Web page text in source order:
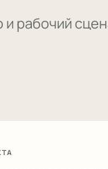
рабочий